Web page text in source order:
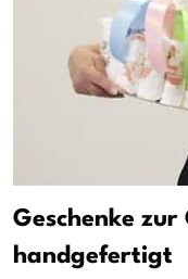
Geschenke
handgefertigt